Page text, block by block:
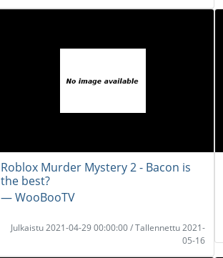
Roblox Murder Mystery 2 - Bacon is
the best?
― WooBooTV
Julkaistu 2021-04-29 00:00:00 / Tallennettu 2021-
05-16